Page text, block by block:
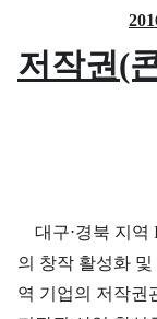
저작권(
대구⋅경북 지역
의 창작 활성화
역 기업의 저작권